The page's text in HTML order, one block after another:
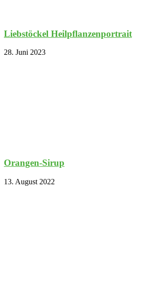
Liebstöckel Heilpflanzenportrait
28. Juni 2023
Orangen-Sirup
13. August 2022